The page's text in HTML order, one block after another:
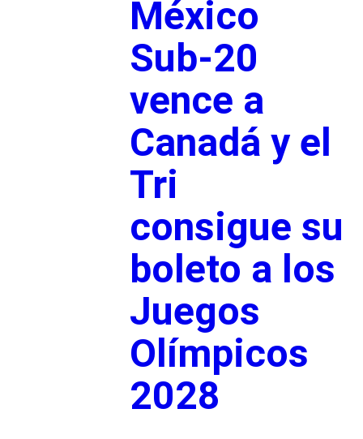
México
Sub-20
vence a
Canadá y el
Tri
consigue su
boleto a los
Juegos
Olímpicos
2028